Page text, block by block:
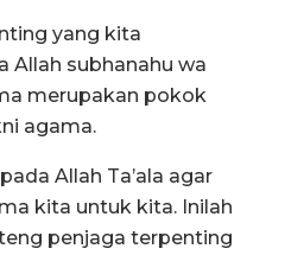
yang kita
Allah subhanahu wa
merupakan pokok
agama.
Allah Ta’ala agar
kita untuk kita. Inilah
penjaga terpenting